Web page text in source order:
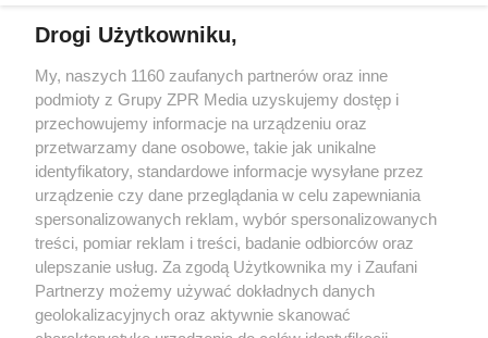
Żaden utwór zamieszczony w serwisie nie może być powielany i
rozpowszechniany lub dalej rozpowszechniany w jakikolwiek sposób (w
tym także elektroniczny lub mechaniczny) na jakimkolwiek polu
eksploatacji w jakiejkolwiek formie, włącznie z umieszczaniem w
Internecie bez pisemnej zgody właściciela praw. Jakiekolwiek użycie lub
wykorzystanie utworów w całości lub w części z naruszeniem prawa,
tzn. bez właściwej zgody, jest zabronione pod groźbą kary i może być
ścigane prawnie.
Drogi Użytkowniku,
My, naszych 1160 zaufanych partnerów oraz inne
podmioty z Grupy ZPR Media uzyskujemy dostęp i
przechowujemy informacje na urządzeniu oraz
przetwarzamy dane osobowe, takie jak unikalne
identyfikatory, standardowe informacje wysyłane przez
urządzenie czy dane przeglądania w celu zapewniania
spersonalizowanych reklam, wybór spersonalizowanych
treści, pomiar reklam i treści, badanie odbiorców oraz
ulepszanie usług. Za zgodą Użytkownika my i Zaufani
Partnerzy możemy używać dokładnych danych
geolokalizacyjnych oraz aktywnie skanować